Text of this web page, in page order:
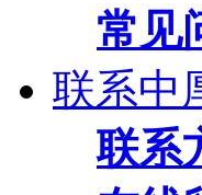
常见
联系中
联系